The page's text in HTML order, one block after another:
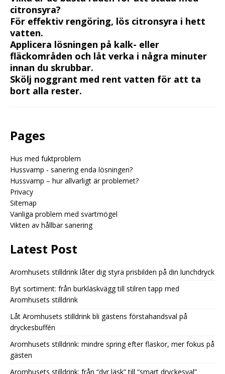
citronsyra?
För effektiv rengöring, lös citronsyra i hett
vatten.
Applicera lösningen på kalk- eller
fläckområden och låt verka i några minuter
innan du skrubbar.
Skölj noggrant med rent vatten för att ta
bort alla rester.
Pages
Hus med fuktproblem
Hussvamp - sanering enda lösningen?
Hussvamp – hur allvarligt är problemet?
Privacy
Sitemap
Vanliga problem med svartmögel
Vikten av hållbar sanering
Latest Post
Aromhusets stilldrink låter dig styra prisbilden på din lunchdryck
Byt sortiment: från burkläskvägg till stilren tapp med
Aromhusets stilldrink
Låt Aromhusets stilldrink bli gästens förstahandsval på
dryckesbuffén
Aromhusets stilldrink: mindre spring efter flaskor, mer fokus på
gästen
Aromhusets stilldrink: från “dyr läsk” till “smart dryckesval”